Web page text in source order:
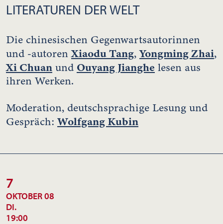
LITERATUREN DER WELT
Die chinesischen Gegenwartsautorinnen
und -autorenXiaodu Tang,Yongming Zhai,
Xi Chuan und Ouyang Jianghe lesen aus
ihren Werken.
Moderation, deutschsprachige Lesung und
Gespräch: Wolfgang Kubin
7
OKTOBER 08
DI.
19:00